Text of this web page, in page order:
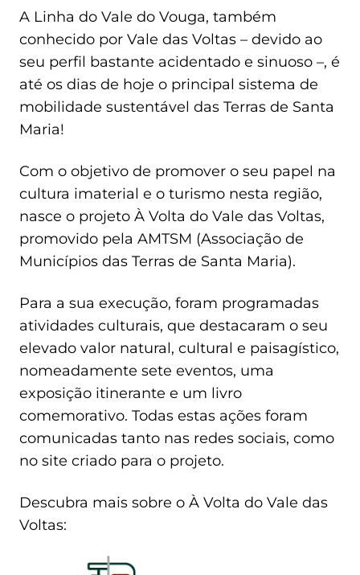
A Linha do Vale do Vouga, também
conhecido por Vale das Voltas – devido ao
seu perfil bastante acidentado e sinuoso –, é
até os dias de hoje o principal sistema de
mobilidade sustentável das Terras de Santa
Maria!
Com o objetivo de promover o seu papel na
cultura imaterial e o turismo nesta região,
nasce o projeto À Volta do Vale das Voltas,
promovido pela AMTSM (Associação de
Municípios das Terras de Santa Maria).
Para a sua execução, foram programadas
atividades culturais, que destacaram o seu
elevado valor natural, cultural e paisagístico,
nomeadamente sete eventos, uma
exposição itinerante e um livro
comemorativo. Todas estas ações foram
comunicadas tanto nas redes sociais, como
no site criado para o projeto.
Descubra mais sobre o À Volta do Vale das
Voltas: